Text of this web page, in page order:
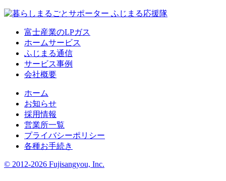
富士産業のLPガス
ホームサービス
ふじまる通信
サービス事例
会社概要
ホーム
お知らせ
採用情報
営業所一覧
プライバシーポリシー
各種お手続き
© 2012-2026 Fujisangyou, Inc.